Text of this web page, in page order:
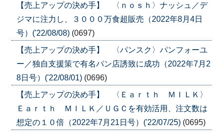
【売上アップの決め手】 〈ｎｏｓｈ〉ナッシュ／デ
ジマに注力し、３０００万食超販売（2022年8月4日
号）('22/08/08) (0697)
【売上アップの決め手】 〈パンスク〉パンフォーユ
ー／独自支援策で有名パン店誘致に成功（2022年7月2
8日号）('22/08/01) (0696)
【売上アップの決め手】 〈Ｅａｒｔｈ ＭＩＬＫ〉
Ｅａｒｔｈ ＭＩＬＫ／ＵＧＣを有効活用、注文数は
想定の１０倍（2022年7月21日号）('22/07/25) (0695)